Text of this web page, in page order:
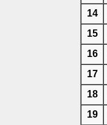
14
15
16
17
18
19